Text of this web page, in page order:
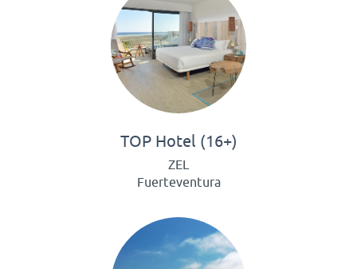
TOP Hotel (16+)
ZEL
Fuerteventura